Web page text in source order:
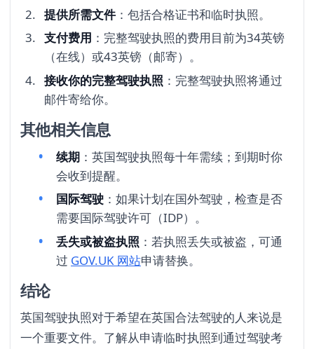
提供所需文件 ：包括合格证书和临时执照。
支付费用 ：完整驾驶执照的费用目前为34英镑
（在线）或43英镑（邮寄）。
接收你的完整驾驶执照 ：完整驾驶执照将通过
邮件寄给你。
其他相关信息
续期 ：英国驾驶执照每十年需续；到期时你
会收到提醒。
国际驾驶 ：如果计划在国外驾驶，检查是否
需要国际驾驶许可（IDP）。
丢失或被盗执照 ：若执照丢失或被盗，可通
过 GOV.UK 网站申请替换。
结论
英国驾驶执照对于希望在英国合法驾驶的人来说是
一个重要文件。了解从申请临时执照到通过驾驶考